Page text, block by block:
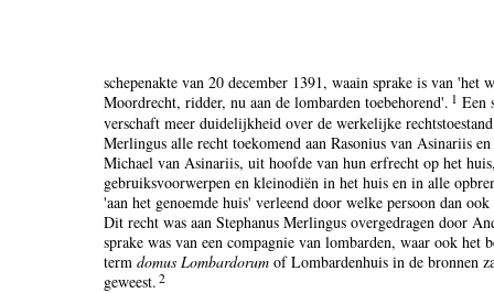
schepenakte van 20 december 1391, waain sprake is van
Moordrecht, ridder, nu aan de lombarden toebehorend'. 1 Een
verschaft meer duidelijkheid over de werkelijke
Merlingus alle recht toekomend aan Rasonius van Asinariis
Michael van Asinariis, uit hoofde van hun erfrecht op het
gebruiksvoorwerpen en kleinodiën in het huis en in alle
'aan het genoemde huis' verleend door welke persoon dan
Dit recht was aan Stephanus Merlingus overgedragen door
sprake was van een compagnie van lombarden, waar ook het
termdomus Lombardorum of Lombardenhuis in de bronnen
geweest. 2